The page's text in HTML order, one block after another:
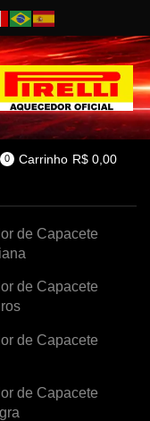
0 Carrinho R$0,00
de Capacete
de Capacete
de Capacete
de Capacete